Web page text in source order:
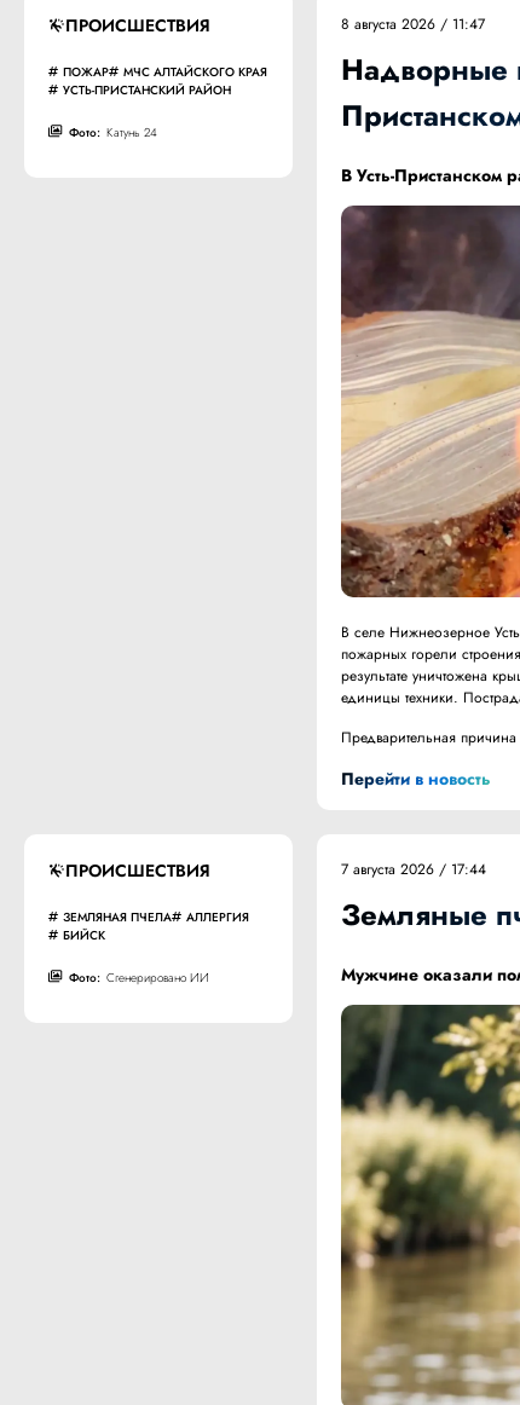
ПРОИСШЕСТВИЯ
ПОЖАР
МЧС АЛТАЙСКОГО КРАЯ
УСТЬ-ПРИСТАНСКИЙ РАЙОН
Фото: Катунь 24
8 августа 2026 / 11:47
Надворные
В Усть-Пристанском
В селе Нижнеозерное
пожарных горели
результате уничтожена
единицы техники.
Предварительная
Перейти в новость
ПРОИСШЕСТВИЯ
ЗЕМЛЯНАЯ ПЧЕЛА
АЛЛЕРГИЯ
БИЙСК
Фото: Сгенерировано ИИ
7 августа 2026 / 17:44
Земляные
Мужчине оказали